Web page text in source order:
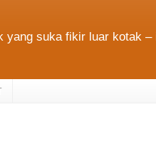
yang suka fikir luar kotak